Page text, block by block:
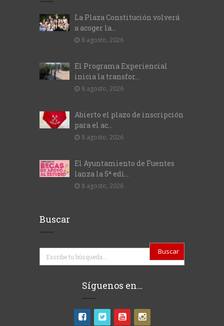
La Plaza Constitución volverá
a acoger la...
8 agosto, 2026
El Programa Experiencial
inicia la transfor...
8 agosto, 2026
Abierto el plazo de inscripción
para el ac...
8 agosto, 2026
El Ayuntamiento de Fuentes
lanza la 5ª edi...
8 agosto, 2026
Buscar
Buscar
Síguenos en…